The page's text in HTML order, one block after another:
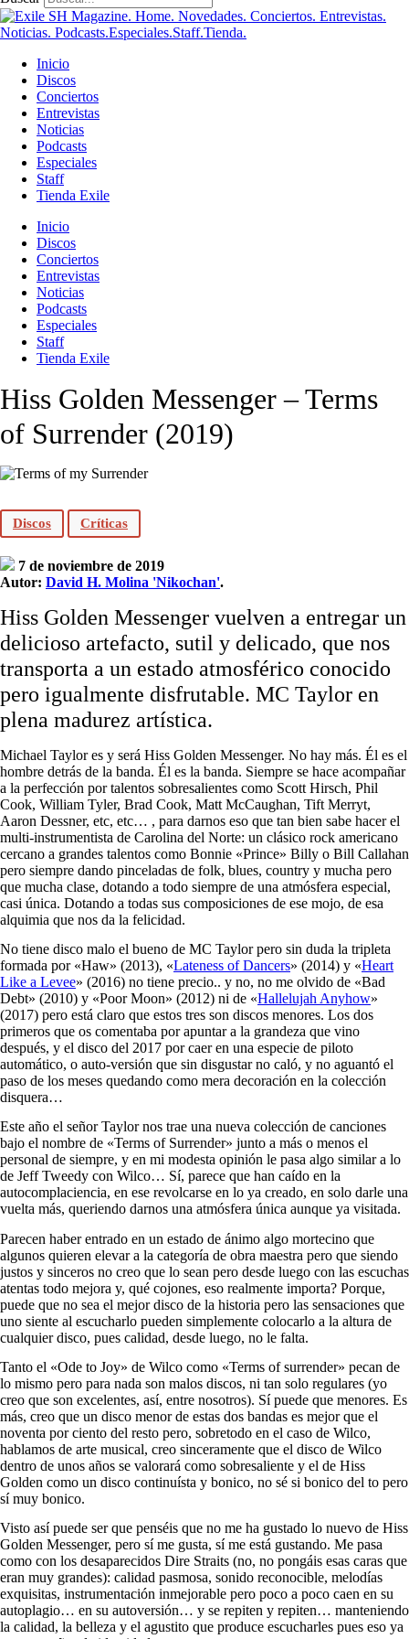
Inicio
Discos
Conciertos
Entrevistas
Noticias
Podcasts
Especiales
Staff
Tienda Exile
Inicio
Discos
Conciertos
Entrevistas
Noticias
Podcasts
Especiales
Staff
Tienda Exile
Hiss Golden Messenger – Terms
of Surrender (2019)
Discos Críticas
7 de noviembre de 2019
Autor: David H. Molina 'Nikochan'.
Hiss Golden Messenger vuelven a entregar un
delicioso artefacto, sutil y delicado, que nos
transporta a un estado atmosférico conocido
pero igualmente disfrutable. MC Taylor en
plena madurez artística.
Michael Taylor es y será Hiss Golden Messenger. No hay más. Él es el
hombre detrás de la banda. Él es la banda. Siempre se hace acompañar
a la perfección por talentos sobresalientes como Scott Hirsch, Phil
Cook, William Tyler, Brad Cook, Matt McCaughan, Tift Merryt,
Aaron Dessner, etc, etc… , para darnos eso que tan bien sabe hacer el
multi-instrumentista de Carolina del Norte: un clásico rock americano
cercano a grandes talentos como Bonnie «Prince» Billy o Bill Callahan
pero siempre dando pinceladas de folk, blues, country y mucha pero
que mucha clase, dotando a todo siempre de una atmósfera especial,
casi única. Dotando a todas sus composiciones de ese mojo, de esa
alquimia que nos da la felicidad.
No tiene disco malo el bueno de MC Taylor pero sin duda la tripleta
formada por «Haw» (2013), «Lateness of Dancers» (2014) y «Heart
Like a Levee» (2016) no tiene precio.. y no, no me olvido de «Bad
Debt» (2010) y «Poor Moon» (2012) ni de «Hallelujah Anyhow»
(2017) pero está claro que estos tres son discos menores. Los dos
primeros que os comentaba por apuntar a la grandeza que vino
después, y el disco del 2017 por caer en una especie de piloto
automático, o auto-versión que sin disgustar no caló, y no aguantó el
paso de los meses quedando como mera decoración en la colección
disquera…
Este año el señor Taylor nos trae una nueva colección de canciones
bajo el nombre de «Terms of Surrender» junto a más o menos el
personal de siempre, y en mi modesta opinión le pasa algo similar a lo
de Jeff Tweedy con Wilco… Sí, parece que han caído en la
autocomplaciencia, en ese revolcarse en lo ya creado, en solo darle una
vuelta más, queriendo darnos una atmósfera única aunque ya visitada.
Parecen haber entrado en un estado de ánimo algo mortecino que
algunos quieren elevar a la categoría de obra maestra pero que siendo
justos y sinceros no creo que lo sean pero desde luego con las escuchas
atentas todo mejora y, qué cojones, eso realmente importa? Porque,
puede que no sea el mejor disco de la historia pero las sensaciones que
uno siente al escucharlo pueden simplemente colocarlo a la altura de
cualquier disco, pues calidad, desde luego, no le falta.
Tanto el «Ode to Joy» de Wilco como «Terms of surrender» pecan de
lo mismo pero para nada son malos discos, ni tan solo regulares (yo
creo que son excelentes, así, entre nosotros). Sí puede que menores. Es
más, creo que un disco menor de estas dos bandas es mejor que el
noventa por ciento del resto pero, sobretodo en el caso de Wilco,
hablamos de arte musical, creo sinceramente que el disco de Wilco
dentro de unos años se valorará como sobresaliente y el de Hiss
Golden como un disco continuísta y bonico, no sé si bonico del to pero
sí muy bonico.
Visto así puede ser que penséis que no me ha gustado lo nuevo de Hiss
Golden Messenger, pero sí me gusta, sí me está gustando. Me pasa
como con los desaparecidos Dire Straits (no, no pongáis esas caras que
eran muy grandes): calidad pasmosa, sonido reconocible, melodías
exquisitas, instrumentación inmejorable pero poco a poco caen en su
autoplagio… en su autoversión… y se repiten y repiten… manteniendo
la calidad, la belleza y el agustito que produce escucharles pues eso ya